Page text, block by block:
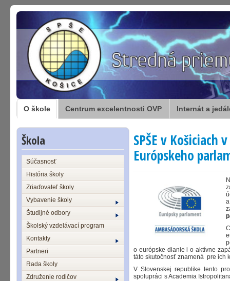
O škole Centrum excelentnosti OVP Internát a
Škola
Súčasnosť
História školy
Zriaďovateľ školy
Vybavenie školy
Študijné odbory
Školský vzdelávací program
Kontakty
Partneri
Rada školy
Združenie rodičov
SPŠE v Košiciach
Európskeho
o európske dianie i o aktívne
táto skutočnosť znamená pre ich
V Slovenskej republike tento
spolupráci s Academia